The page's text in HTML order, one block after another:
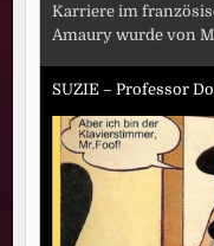
Karriere im
Amaury wurde von
SUZIE – Professor